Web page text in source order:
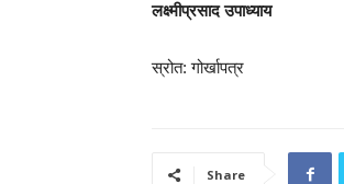
लक्ष्मीप्रसाद उपाध्याय
स्रोत: गोर्खापत्र
Share